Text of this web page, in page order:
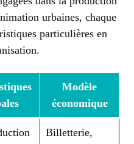
urbaines, chaque
particulières en
Modèle
économique
Billetterie,